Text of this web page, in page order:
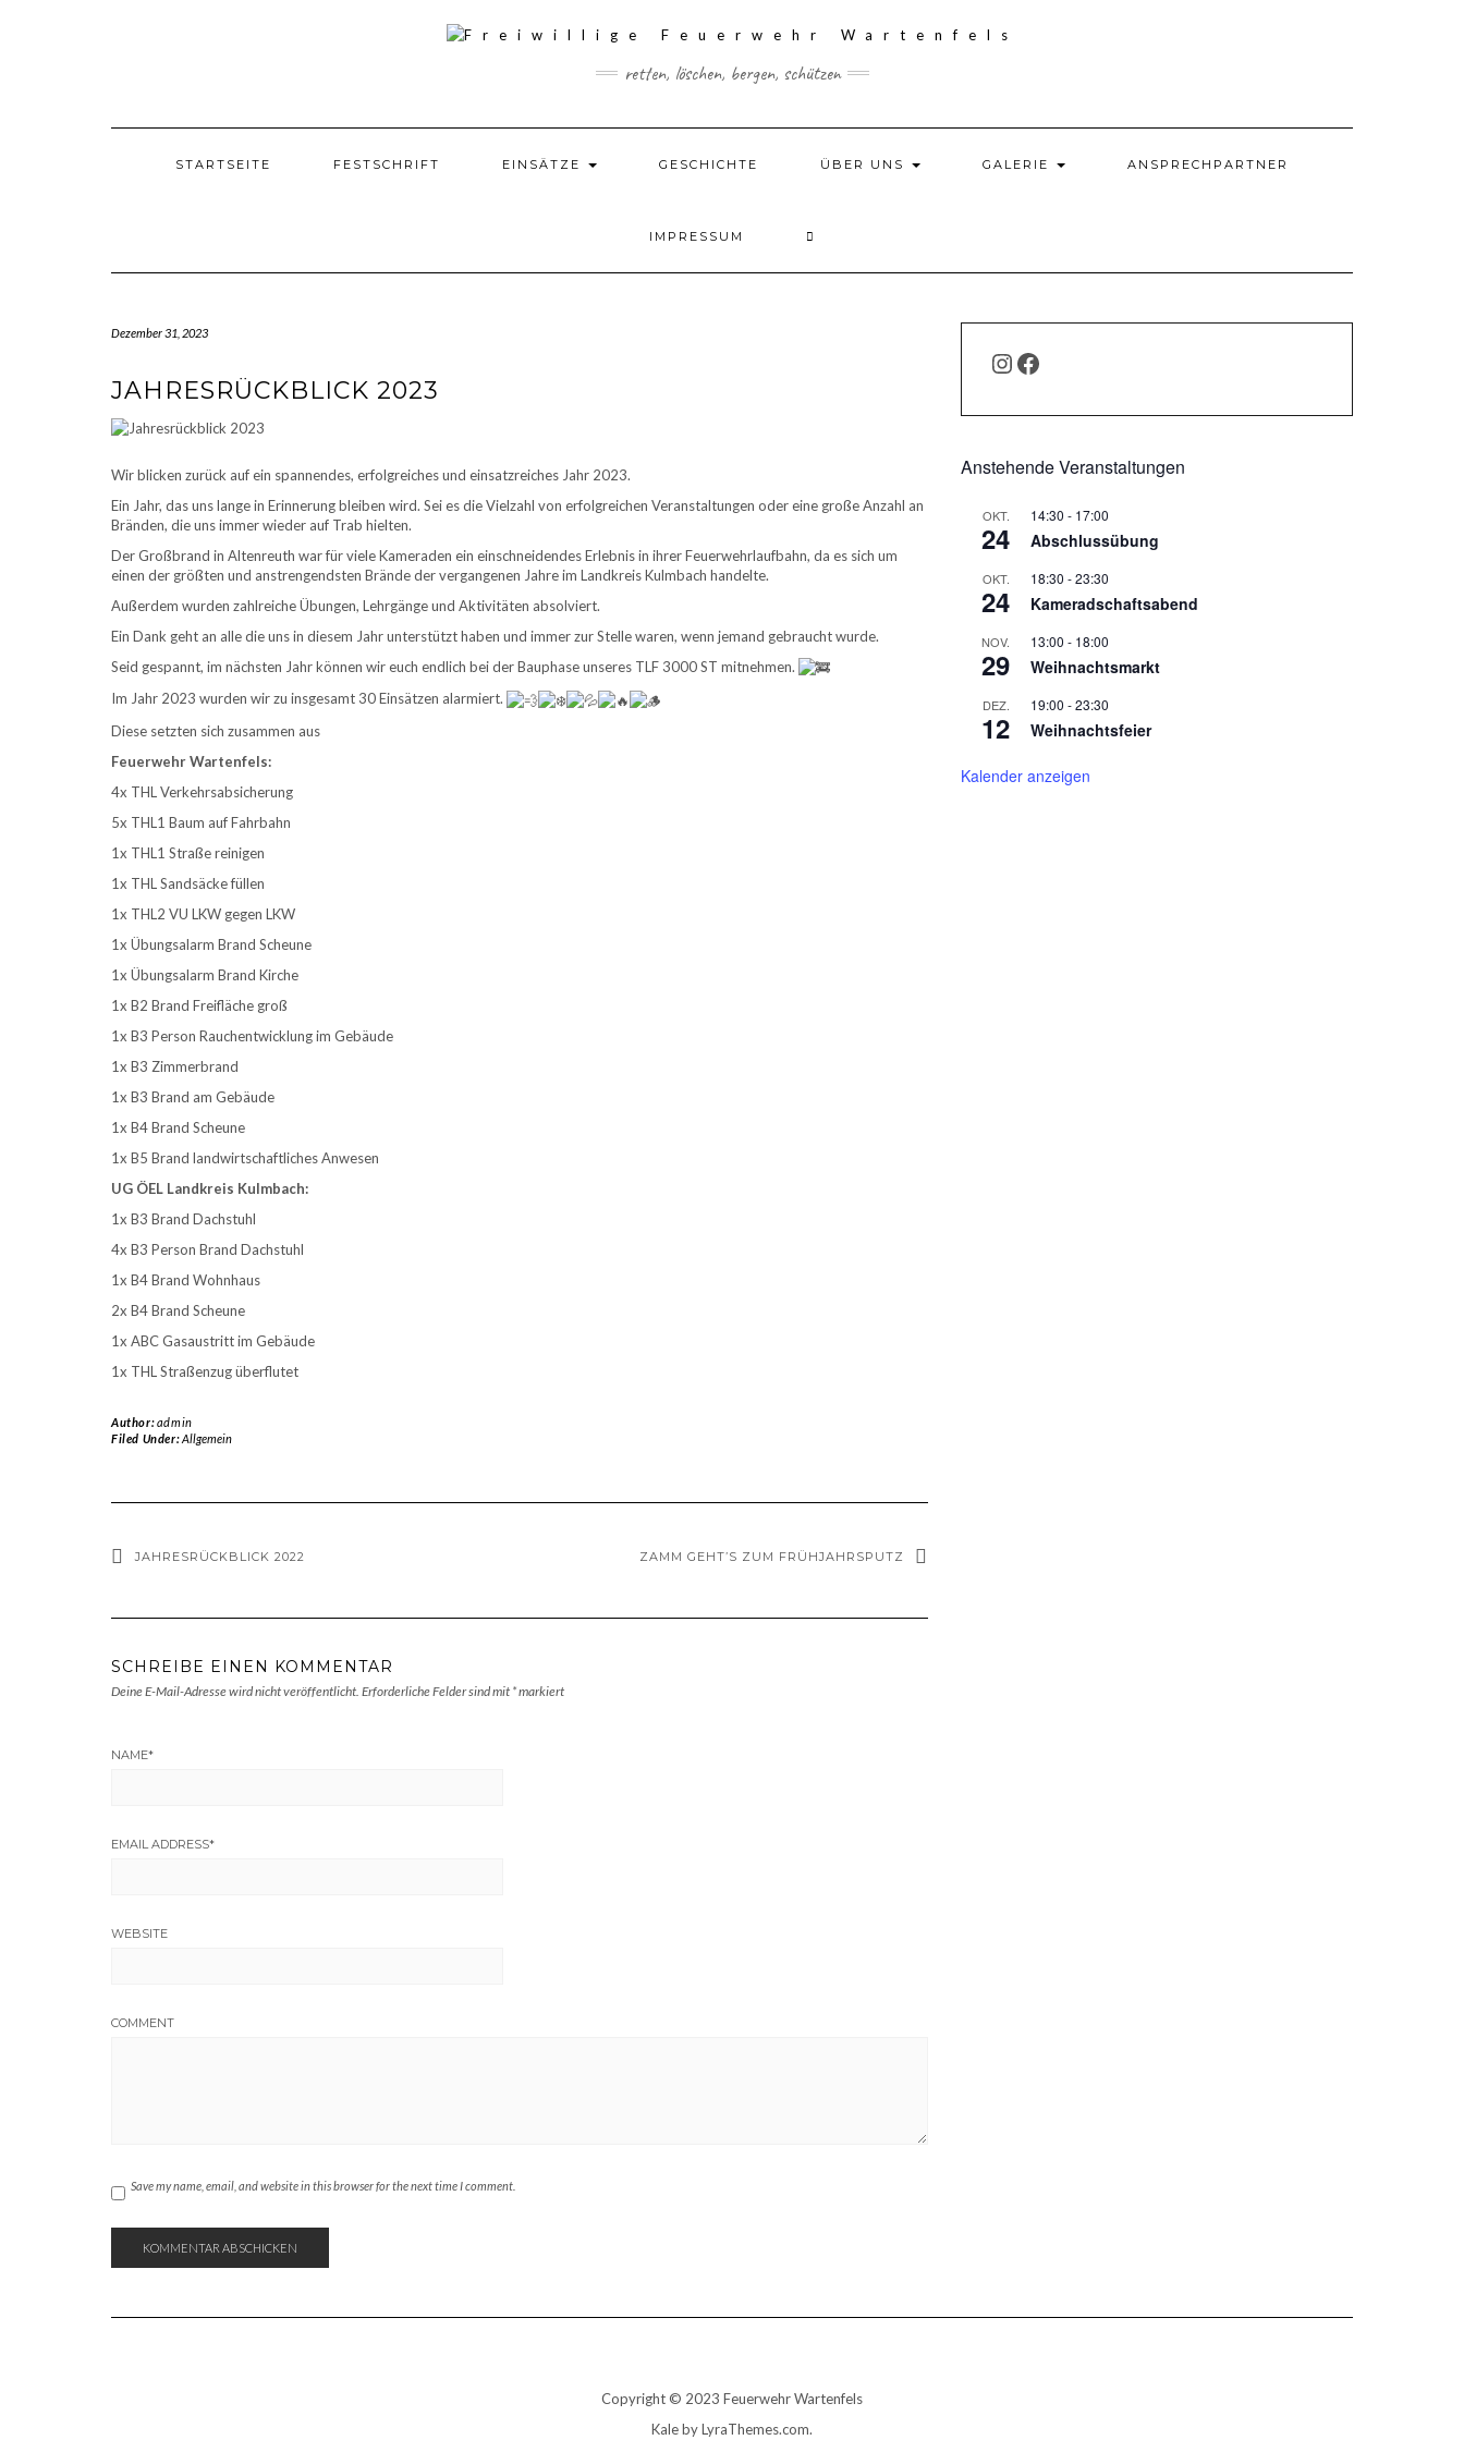
retten, löschen, bergen, schützen
STARTSEITE FESTSCHRIFT EINSÄTZE GESCHICHTE ÜBER UNS GALERIE ANSPRECHPARTNER
IMPRESSUM
Dezember 31, 2023
JAHRESRÜCKBLICK 2023
Wir blicken zurück auf ein spannendes, erfolgreiches und einsatzreiches Jahr 2023.
Ein Jahr, das uns lange in Erinnerung bleiben wird. Sei es die Vielzahl von erfolgreichen Veranstaltungen oder eine große Anzahl an
Bränden, die uns immer wieder auf Trab hielten.
Der Großbrand in Altenreuth war für viele Kameraden ein einschneidendes Erlebnis in ihrer Feuerwehrlaufbahn, da es sich um
einen der größten und anstrengendsten Brände der vergangenen Jahre im Landkreis Kulmbach handelte.
Außerdem wurden zahlreiche Übungen, Lehrgänge und Aktivitäten absolviert.
Ein Dank geht an alle die uns in diesem Jahr unterstützt haben und immer zur Stelle waren, wenn jemand gebraucht wurde.
Seid gespannt, im nächsten Jahr können wir euch endlich bei der Bauphase unseres TLF 3000 ST mitnehmen.
Im Jahr 2023 wurden wir zu insgesamt 30 Einsätzen alarmiert.
Diese setzten sich zusammen aus
Feuerwehr Wartenfels:
4x THL Verkehrsabsicherung
5x THL1 Baum auf Fahrbahn
1x THL1 Straße reinigen
1x THL Sandsäcke füllen
1x THL2 VU LKW gegen LKW
1x Übungsalarm Brand Scheune
1x Übungsalarm Brand Kirche
1x B2 Brand Freifläche groß
1x B3 Person Rauchentwicklung im Gebäude
1x B3 Zimmerbrand
1x B3 Brand am Gebäude
1x B4 Brand Scheune
1x B5 Brand landwirtschaftliches Anwesen
UG ÖEL Landkreis Kulmbach:
1x B3 Brand Dachstuhl
4x B3 Person Brand Dachstuhl
1x B4 Brand Wohnhaus
2x B4 Brand Scheune
1x ABC Gasaustritt im Gebäude
1x THL Straßenzug überflutet
Author:admin
Filed Under:Allgemein
JAHRESRÜCKBLICK 2022 ZAMM GEHT’S ZUM FRÜHJAHRSPUTZ
SCHREIBE EINEN KOMMENTAR
Deine E-Mail-Adresse wird nicht veröffentlicht. Erforderliche Felder sind mit *markiert
NAME*
EMAIL ADDRESS*
WEBSITE
COMMENT
Save my name, email, and website in this browser for the next time I comment.
INSTAGRAM
FACEBOOK
Anstehende Veranstaltungen
OKT.
24
14:30 - 17:00
Abschlussübung
OKT.
24
18:30 -23:30
Kameradschaftsabend
NOV.
29
13:00 - 18:00
Weihnachtsmarkt
DEZ.
12
19:00 -23:30
Weihnachtsfeier
Kalender anzeigen
Copyright © 2023 Feuerwehr Wartenfels
Kaleby LyraThemes.com.